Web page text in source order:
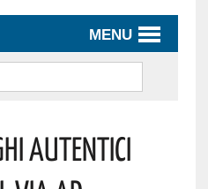
MENU
AUTENTICI